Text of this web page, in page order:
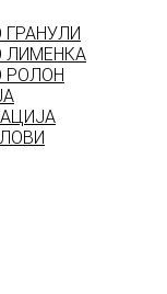
ЛИМЕНКА
РОЛОН